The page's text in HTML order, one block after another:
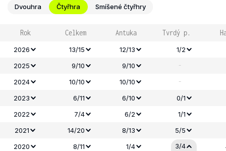
Dvouhra Čtyřhra Smíšené čtyřhry
Rok Celkem Antuka Tvrdý p.
2026 13/15 12/13
1/2
2025
9/10 9/10 -
2024 10/10 10/10 -
2023 6/11 6/10
0/1
2022
7/4 6/2
1/1
2021
14/20 8/13
5/5
2020
8/11 1/4 3/4